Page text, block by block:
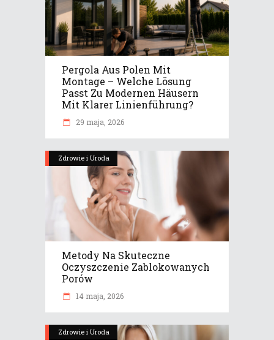
Pergola Aus Polen Mit
Montage – Welche Lösung
Passt Zu Modernen Häusern
Mit Klarer Linienführung?
29 maja, 2026
Zdrowie i Uroda
Metody Na Skuteczne
Oczyszczenie Zablokowanych
Porów
14 maja, 2026
Zdrowie i Uroda